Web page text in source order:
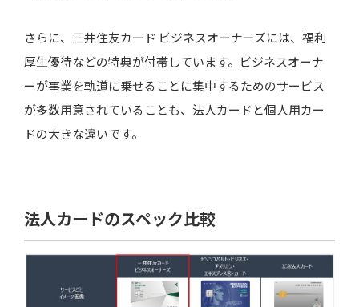
さらに、三井住友カード ビジネスオーナーズには、福利
厚生優待などの特典が付帯しています。ビジネスオーナ
ーが事業を軌道に乗せることに集中するためのサービス
が多数用意されていることも、法人カードと個人用カー
ドの大きな違いです。
法人カードのスペック比較